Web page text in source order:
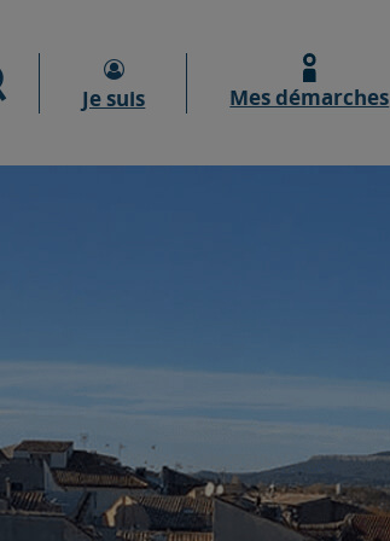
Moteur de recherche
Je suis Mes démarches